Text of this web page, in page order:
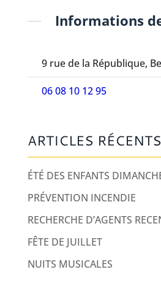
Informations
9 rue de la République,
06 08 10 12 95
ARTICLES RÉCENTS
ÉTÉ DES ENFANTS
PRÉVENTION INCENDIE
RECHERCHE D’AGENTS
FÊTE DE JUILLET
NUITS MUSICALES